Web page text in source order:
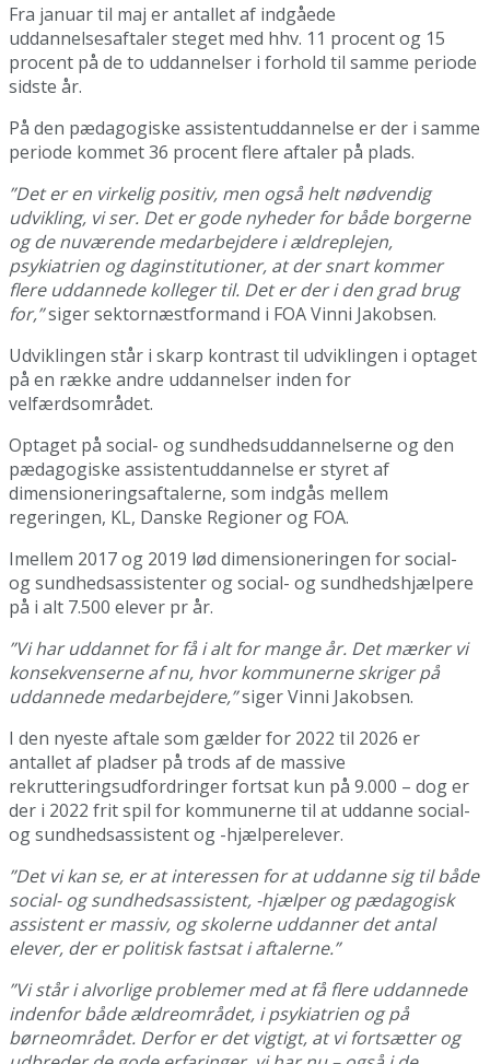
Fra januar til maj er antallet af indgåede
uddannelsesaftaler steget med hhv. 11 procent og 15
procent på de to uddannelser i forhold til samme periode
sidste år.
På den pædagogiske assistentuddannelse er der i samme
periode kommet 36 procent flere aftaler på plads.
”Det er en virkelig positiv, men også helt nødvendig
udvikling, vi ser. Det er gode nyheder for både borgerne
og de nuværende medarbejdere i ældreplejen,
psykiatrien og daginstitutioner, at der snart kommer
flere uddannede kolleger til. Det er der i den grad brug
for,”siger sektornæstformand i FOA Vinni Jakobsen.
Udviklingen står i skarp kontrast til udviklingen i optaget
på en række andre uddannelser inden for
velfærdsområdet.
Optaget på social- og sundhedsuddannelserne og den
pædagogiske assistentuddannelse er styret af
dimensioneringsaftalerne, som indgås mellem
regeringen, KL, Danske Regioner og FOA.
Imellem 2017 og 2019 lød dimensioneringen for social-
og sundhedsassistenter og social- og sundhedshjælpere
på i alt 7.500 elever pr år.
”Vi har uddannet for få i alt for mange år. Det mærker vi
konsekvenserne af nu, hvor kommunerne skriger på
uddannede medarbejdere,”siger Vinni Jakobsen.
I den nyeste aftale som gælder for 2022 til 2026 er
antallet af pladser på trods af de massive
rekrutteringsudfordringer fortsat kun på 9.000 – dog er
der i 2022 frit spil for kommunerne til at uddanne social-
og sundhedsassistent og -hjælperelever.
”Det vi kan se, er at interessen for at uddanne sig til både
social- og sundhedsassistent, -hjælper og pædagogisk
assistent er massiv, og skolerne uddanner det antal
elever, der er politisk fastsat i aftalerne.”
”Vi står i alvorlige problemer med at få flere uddannede
indenfor både ældreområdet, i psykiatrien og på
børneområdet. Derfor er det vigtigt, at vi fortsætter og